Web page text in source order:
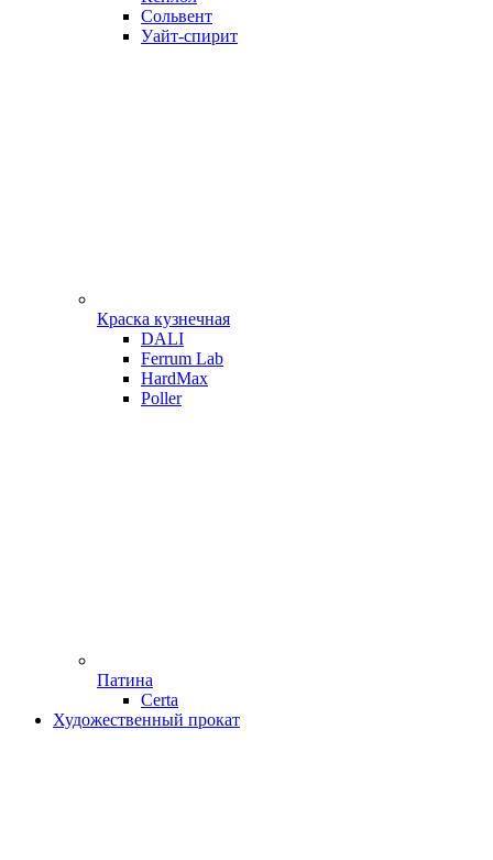
Сольвент
Уайт-спирит
Краска кузнечная
DALI
Ferrum Lab
HardMax
Poller
Патина
Certa
Художественный прокат